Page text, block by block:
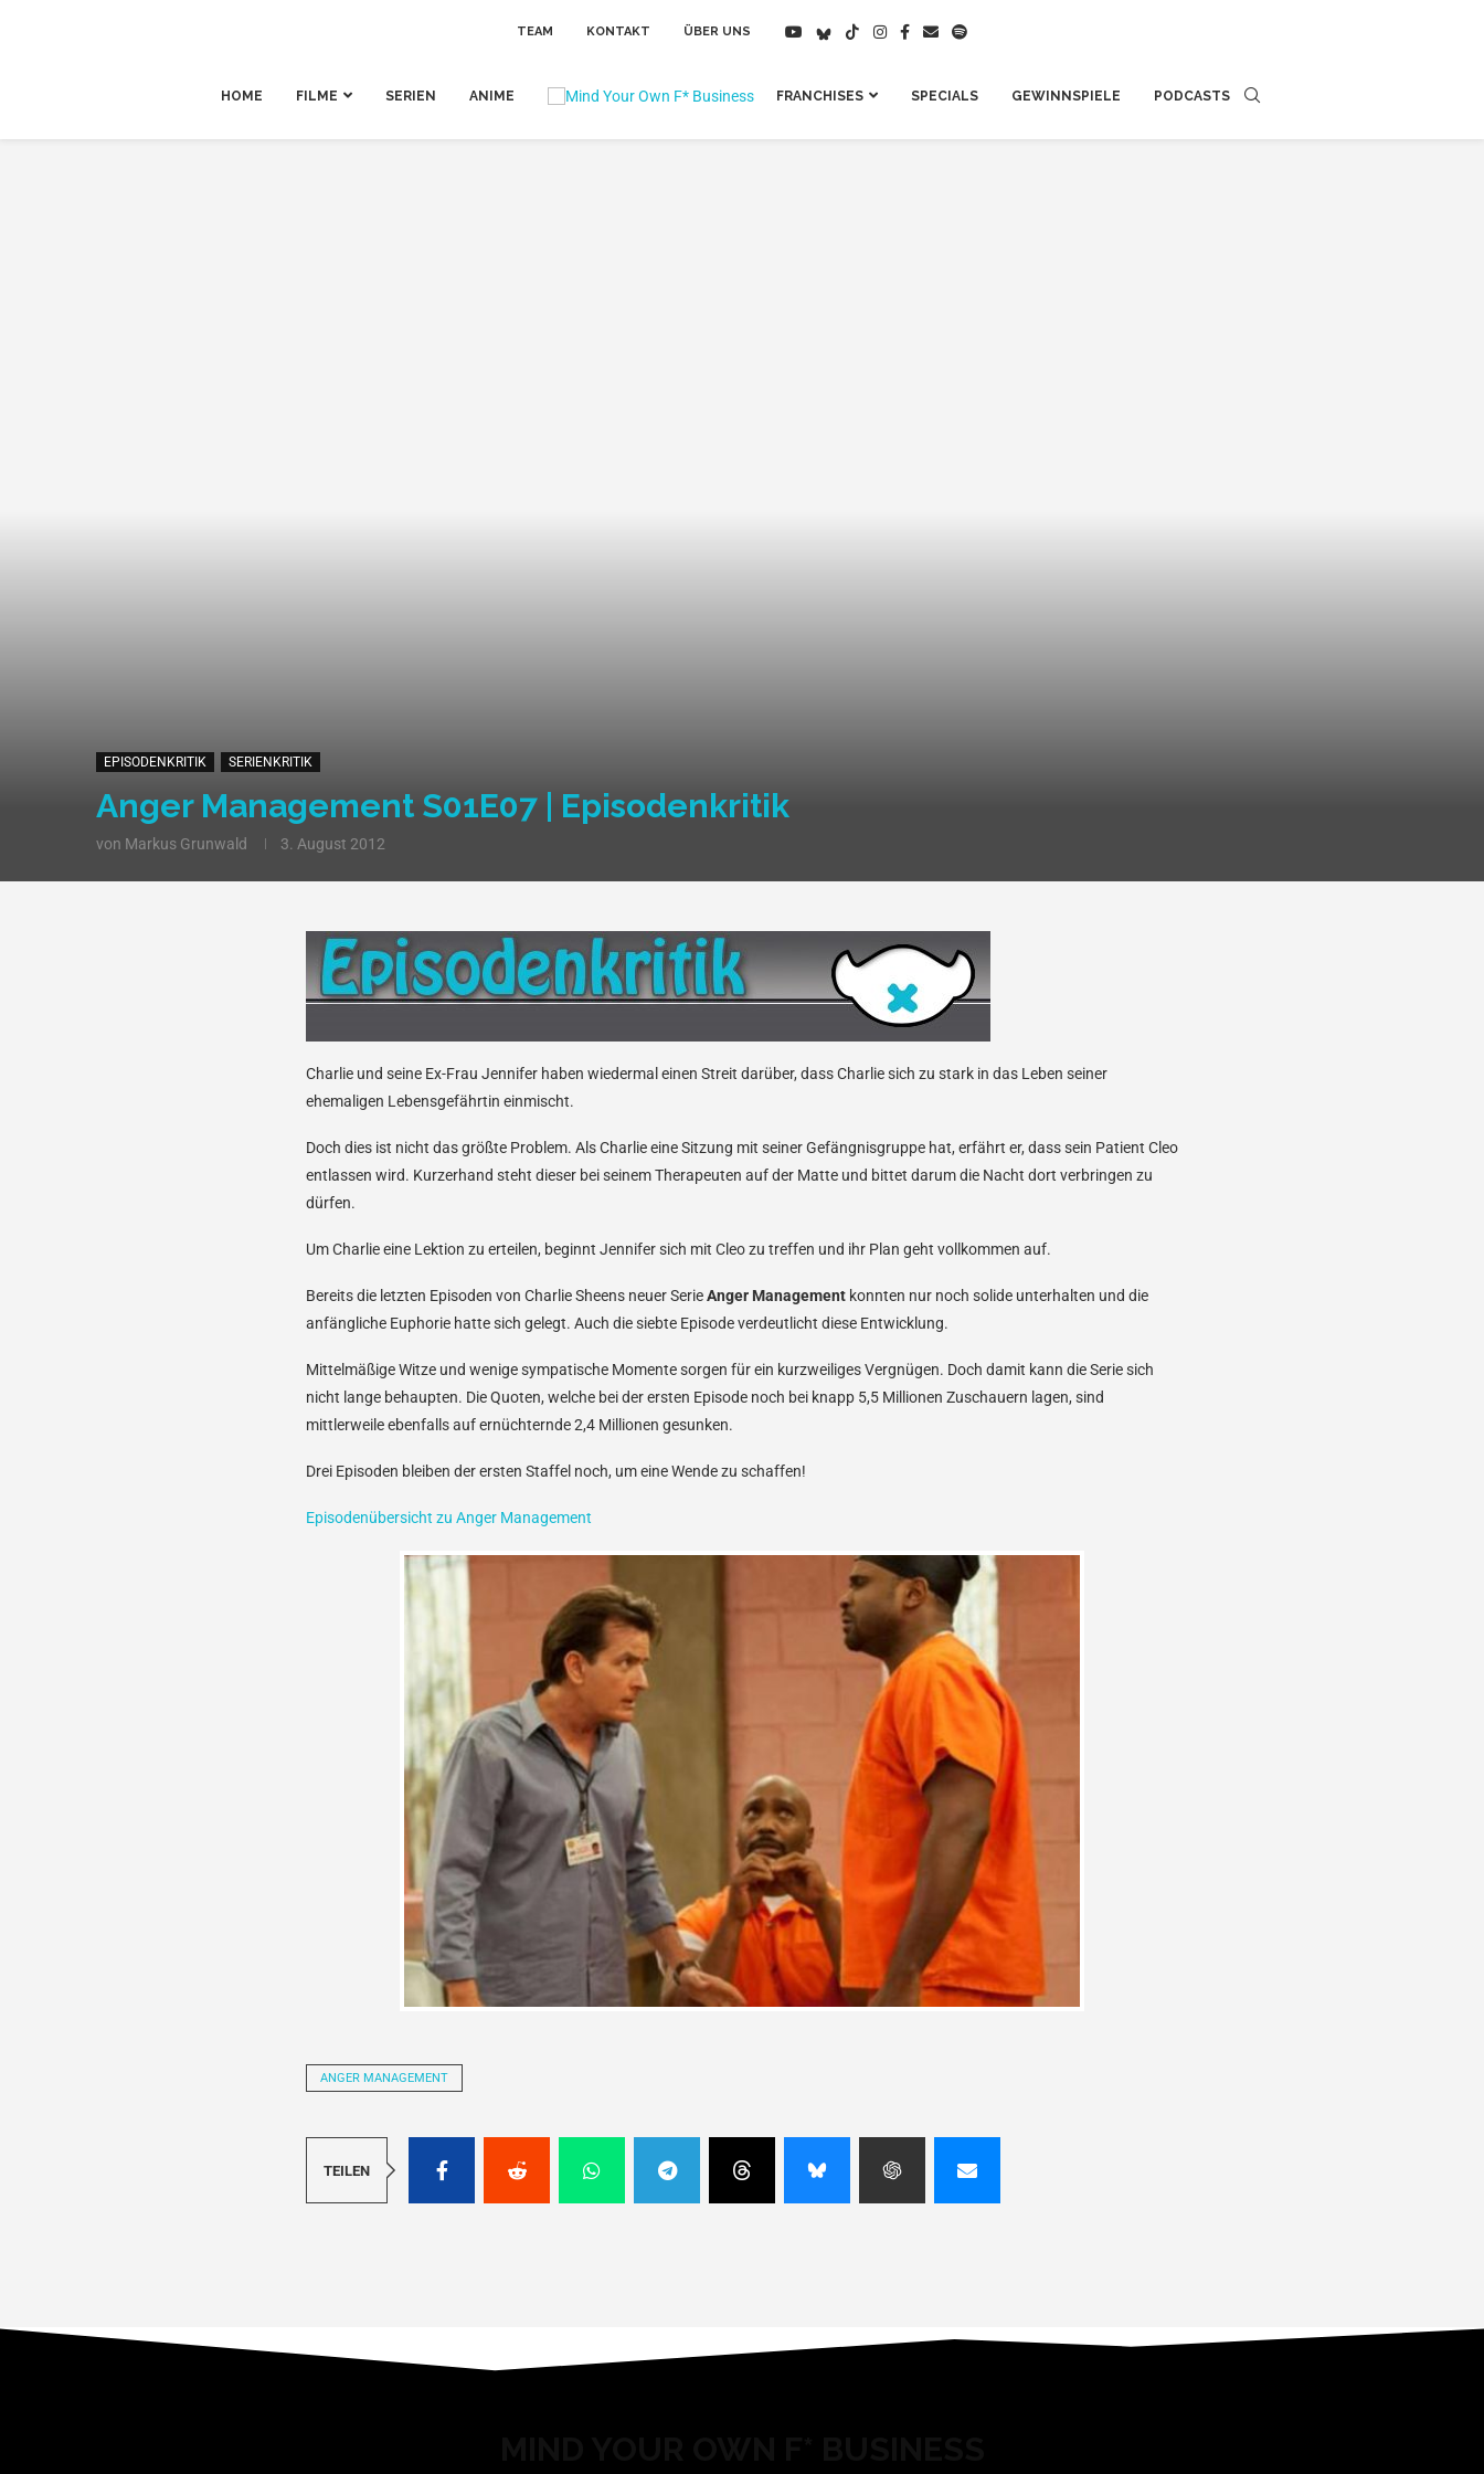
TEAM KONTAKT ÜBER UNS
HOME FILME SERIEN ANIME FRANCHISES SPECIALS GEWINNSPIELE PODCASTS
EPISODENKRITIK SERIENKRITIK
Anger Management S01E07 | Episodenkritik
von Markus Grunwald 3. August 2012
Charlie und seine Ex-Frau Jennifer haben wiedermal einen Streit darüber, dass Charlie sich zu stark in das Leben seiner
ehemaligen Lebensgefährtin einmischt.
Doch dies ist nicht das größte Problem. Als Charlie eine Sitzung mit seiner Gefängnisgruppe hat, erfährt er, dass sein Patient Cleo
entlassen wird. Kurzerhand steht dieser bei seinem Therapeuten auf der Matte und bittet darum die Nacht dort verbringen zu
dürfen.
Um Charlie eine Lektion zu erteilen, beginnt Jennifer sich mit Cleo zu treffen und ihr Plan geht vollkommen auf.
Bereits die letzten Episoden von Charlie Sheens neuer SerieAnger Management konnten nur noch solide unterhalten und die
anfängliche Euphorie hatte sich gelegt. Auch die siebte Episode verdeutlicht diese Entwicklung.
Mittelmäßige Witze und wenige sympatische Momente sorgen für ein kurzweiliges Vergnügen. Doch damit kann die Serie sich
nicht lange behaupten. Die Quoten, welche bei der ersten Episode noch bei knapp 5,5 Millionen Zuschauern lagen, sind
mittlerweile ebenfalls auf ernüchternde 2,4 Millionen gesunken.
Drei Episoden bleiben der ersten Staffel noch, um eine Wende zu schaffen!
Episodenübersicht zu Anger Management
ANGER MANAGEMENT
TEILEN